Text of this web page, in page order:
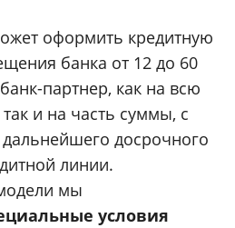
оформить кредитную
банка от 12 до 60
партнер, как на всю
и на часть суммы, с
досрочного
линии.
мы
условия